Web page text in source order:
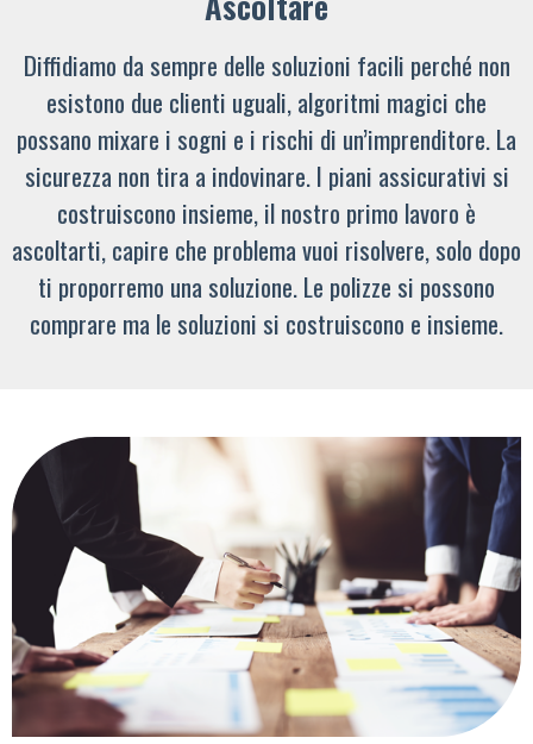
Diffidiamo da sempre delle soluzioni facili perché non
esistono due clienti uguali, algoritmi magici che
possano mixare i sogni e i rischi di un’imprenditore. La
sicurezza non tira a indovinare. I piani assicurativi si
costruiscono insieme, il nostro primo lavoro è
ascoltarti, capire che problema vuoi risolvere, solo dopo
ti proporremo una soluzione. Le polizze si possono
comprare ma le soluzioni si costruiscono e insieme.